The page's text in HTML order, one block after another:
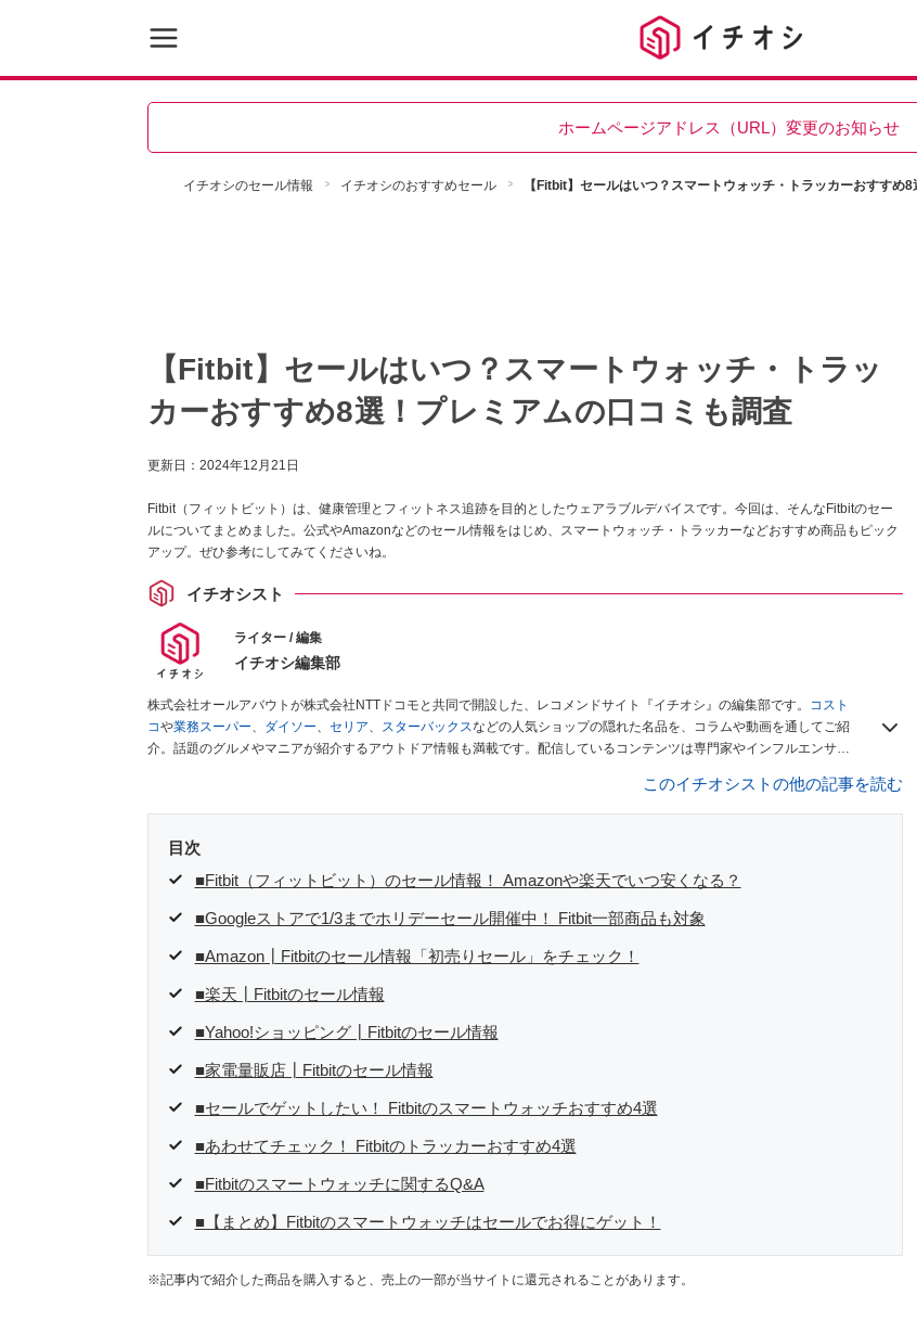
ホームページアドレス（URL）変更のお知らせ
イチオシのセール情報 イチオシのおすすめセール 【Fitbit】セールはいつ？スマートウォッチ・トラッカーおすすめ
【Fitbit】セールはいつ？スマートウォッチ・トラッ
カーおすすめ8選！プレミアムの口コミも調査
更新日： 2024年12月21日
Fitbit（フィットビット）は、健康管理とフィットネス追跡を目的としたウェアラブルデバイスです。今回は、そんなFitbitのセー
ルについてまとめました。公式やAmazonなどのセール情報をはじめ、スマートウォッチ・トラッカーなどおすすめ商品もピック
アップ。ぜひ参考にしてみてくださいね。
イチオシスト
ライター / 編集
イチオシ編集部
株式会社オールアバウトが株式会社NTTドコモと共同で開設した、レコメンドサイト『イチオシ』の編集部です。
コスト
コや業務スーパー、 ダイソー、 セリア、 スターバックスなどの人気ショップの隠れた名品を、コラムや動画を通してご紹
介。話題のグルメやマニアが紹介するアウトドア情報も満載です。配信しているコンテンツは専門家やインフルエンサー
このイチオシストの他の記事を読む
目次
■Fitbit（フィットビット）のセール情報！ Amazonや楽天でいつ安くなる？
■Googleストアで1/3までホリデーセール開催中！ Fitbit一部商品も対象
■Amazon┃Fitbitのセール情報「初売りセール」をチェック！
■楽天┃Fitbitのセール情報
■Yahoo!ショッピング┃Fitbitのセール情報
■家電量販店┃Fitbitのセール情報
■セールでゲットしたい！ Fitbitのスマートウォッチおすすめ4選
■あわせてチェック！ Fitbitのトラッカーおすすめ4選
■Fitbitのスマートウォッチに関するQ&A
■【まとめ】Fitbitのスマートウォッチはセールでお得にゲット！
※記事内で紹介した商品を購入すると、売上の一部が当サイトに還元されることがあります。